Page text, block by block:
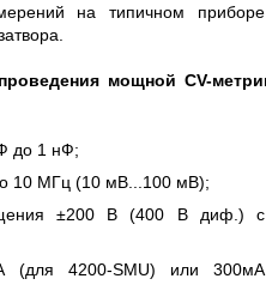
на типичном приборе
мощной CV-
до 1 нФ;
10 МГц (10 мВ...100 мВ);
±200 В (400 В диф.) с
(для 4200-SMU) или 300мА